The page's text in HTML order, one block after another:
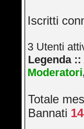
Iscritti
3 Utenti
Legenda ::
Moderatori
Totale
Bannati